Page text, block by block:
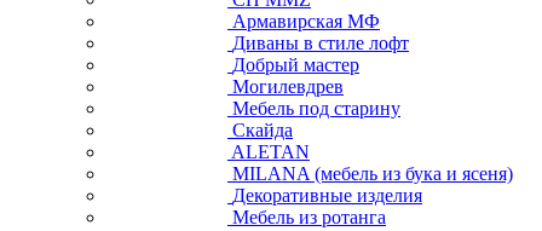
Армавирская МФ
Диваны в стиле лофт
Добрый мастер
Могилевдрев
Мебель под старину
Скайда
ALETAN
MILANA (мебель из бука и ясеня)
Декоративные изделия
Мебель из ротанга